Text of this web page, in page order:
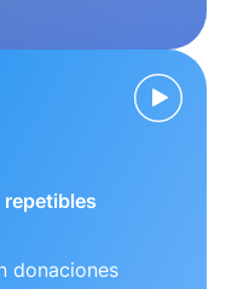
donaciones